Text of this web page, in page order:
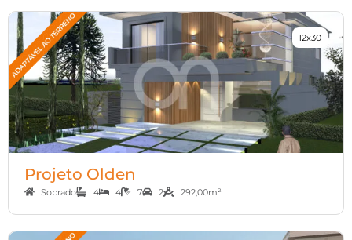
12x30
Projeto Olden
Sobrado 4 4 7 2 292,00m²